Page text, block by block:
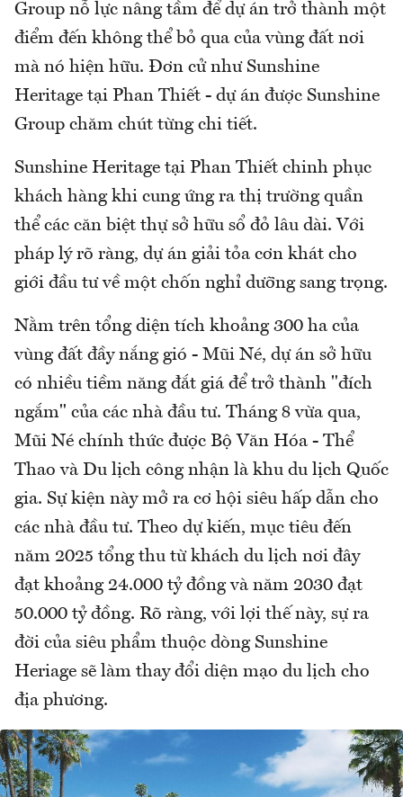
Group nỗ lực nâng tầm để dự án trở thành một
điểm đến không thể bỏ qua của vùng đất nơi
mà nó hiện hữu. Đơn cử như Sunshine
Heritage tại Phan Thiết - dự án được Sunshine
Group chăm chút từng chi tiết.
Sunshine Heritage tại Phan Thiết chinh phục
khách hàng khi cung ứng ra thị trường quần
thể các căn biệt thự sở hữu sổ đỏ lâu dài. Với
pháp lý rõ ràng, dự án giải tỏa cơn khát cho
giới đầu tư về một chốn nghỉ dưỡng sang trọng.
Nằm trên tổng diện tích khoảng 300 ha của
vùng đất đầy nắng gió - Mũi Né, dự án sở hữu
có nhiều tiềm năng đắt giá để trở thành "đích
ngắm" của các nhà đầu tư. Tháng 8 vừa qua,
Mũi Né chính thức được Bộ Văn Hóa - Thể
Thao và Du lịch công nhận là khu du lịch Quốc
gia. Sự kiện này mở ra cơ hội siêu hấp dẫn cho
các nhà đầu tư. Theo dự kiến, mục tiêu đến
năm 2025 tổng thu từ khách du lịch nơi đây
đạt khoảng 24.000 tỷ đồng và năm 2030 đạt
50.000 tỷ đồng. Rõ ràng, với lợi thế này, sự ra
đời của siêu phẩm thuộc dòng Sunshine
Heriage sẽ làm thay đổi diện mạo du lịch cho
địa phương.